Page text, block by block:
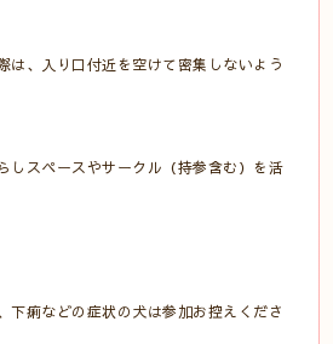
は、入り口付近を空けて密集しないよう
しスペースやサークル（持参含む）を活
下痢などの症状の犬は参加お控えくださ